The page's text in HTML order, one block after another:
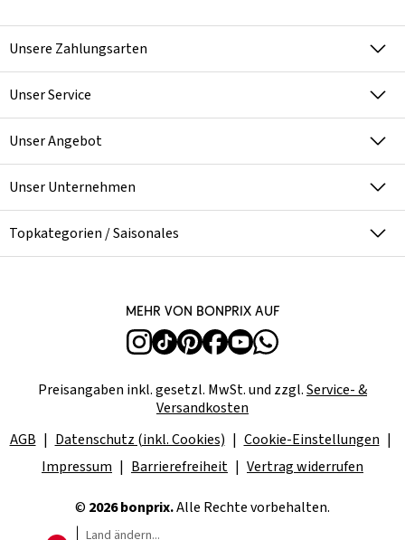
Unsere Zahlungsarten
Unser Service
Unser Angebot
Unser Unternehmen
Topkategorien / Saisonales
Mehr von bonprix auf
Preisangaben inkl. gesetzl. MwSt. und zzgl.Service- &
Versandkosten
AGB
Datenschutz (inkl. Cookies)
Cookie-Einstellungen
Impressum
Barrierefreiheit Vertrag widerrufen
© 2026 bonprix.Alle Rechte vorbehalten.
Land ändern...